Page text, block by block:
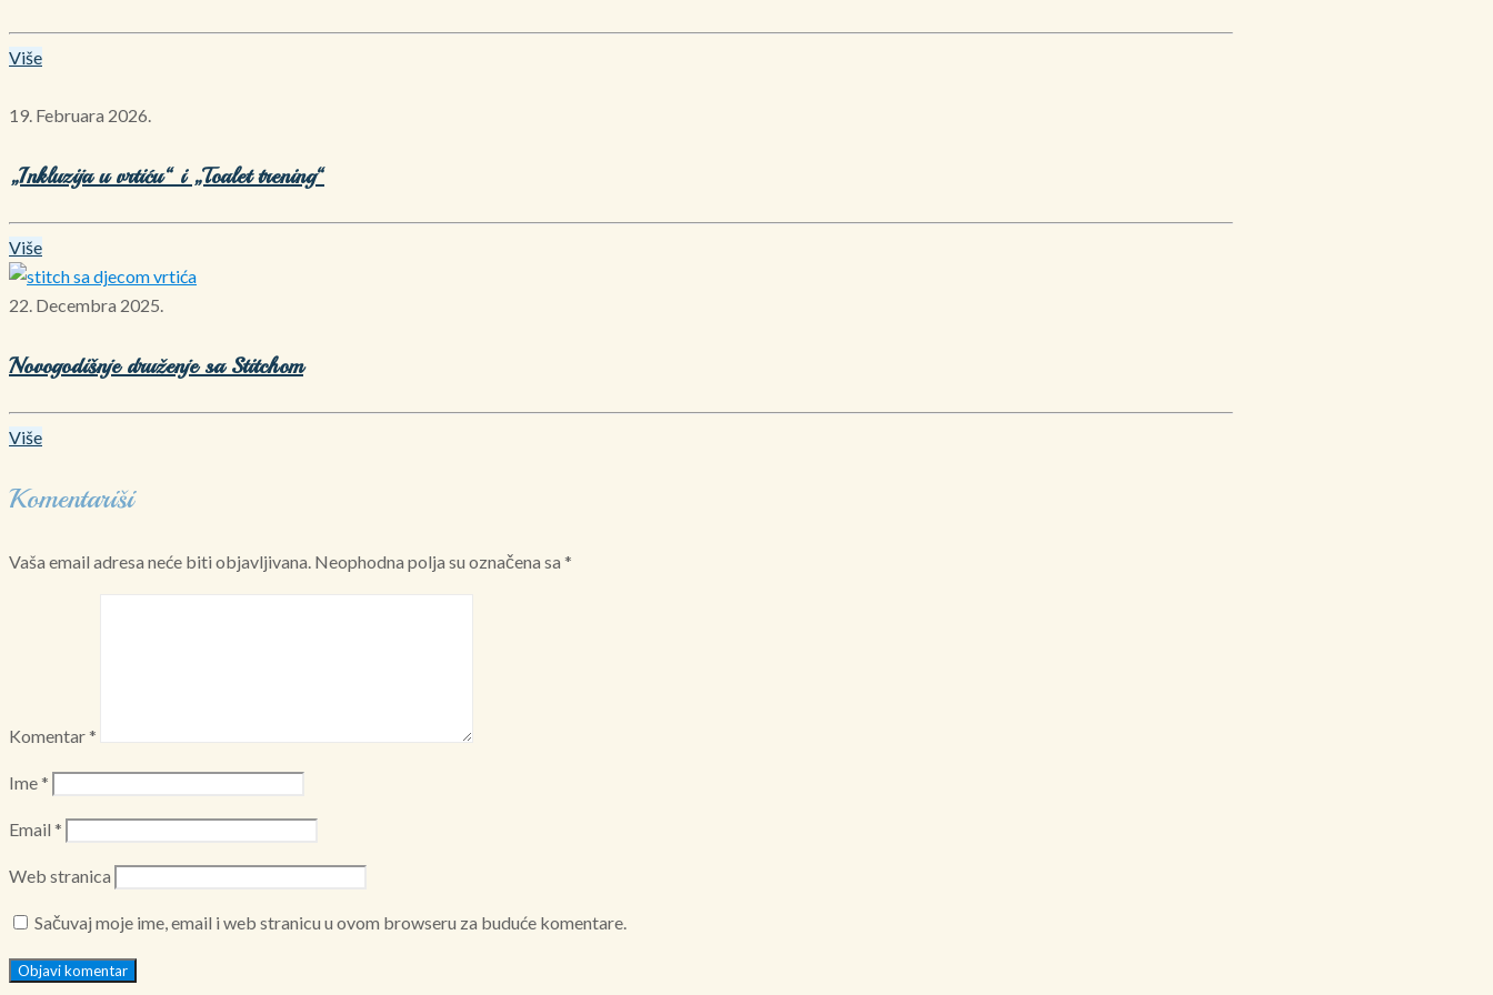
Više
19. Februara 2026.
„Inkluzija u vrtiću“ i „Toalet trening“
Više
22. Decembra 2025.
Novogodišnje druženje sa Stitchom
Više
Komentariši
Vaša email adresa neće biti objavljivana. Neophodna polja su označena sa *
Komentar*
Ime*
Email *
Web stranica
Sačuvaj moje ime, email i web stranicu u ovom browseru za buduće komentare.